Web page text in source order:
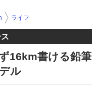
ライフ
16km書ける鉛
ル